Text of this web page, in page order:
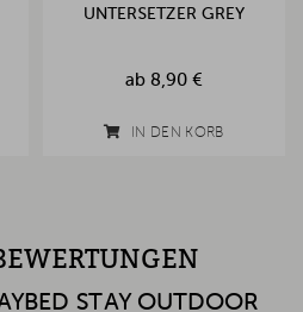
UNTERSETZER GREY
ab 8,90 €
IN DEN KORB
STAY OUTDOOR